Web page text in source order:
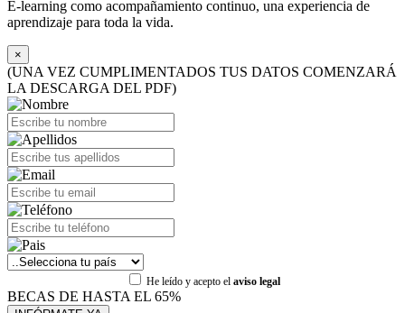
E-learning como acompañamiento continuo, una experiencia de
aprendizaje para toda la vida.
×
(UNA VEZ CUMPLIMENTADOS TUS DATOS COMENZARÁ
LA DESCARGA DEL PDF)
He leído y acepto el aviso legal
BECAS DE HASTA EL 65%